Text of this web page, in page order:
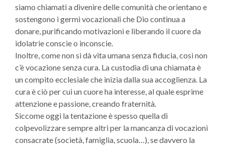
siamo chiamati a divenire delle comunità che orientano e
sostengono i germi vocazionali che Dio continua a
donare, purificando motivazioni e liberando il cuore da
idolatrie conscie o inconscie.
Inoltre, come non si dà vita umana senza fiducia, così non
c’è vocazione senza cura. La custodia di una chiamata è
un compito ecclesiale che inizia dalla sua accoglienza. La
cura è ciò per cui un cuore ha interesse, al quale esprime
attenzione e passione, creando fraternità.
Siccome oggi la tentazione è spesso quella di
colpevolizzare sempre altri per la mancanza di vocazioni
consacrate (società, famiglia, scuola…), se davvero la